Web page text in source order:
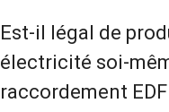
Est-il légal de
électricité soi-
raccordement EDF